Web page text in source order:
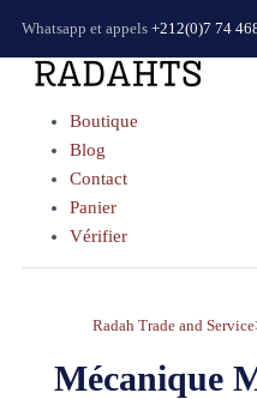
Whatsapp et appels +212(0)7 74
Boutique
Blog
Contact
Panier
Vérifier
Radah Trade and Service
Mécanique